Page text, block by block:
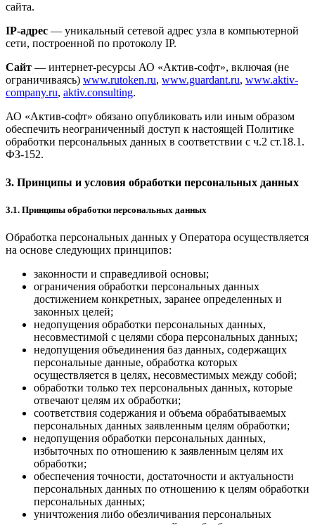
сайта.
IP-адрес — уникальный сетевой адрес узла в компьютерной
сети, построенной по протоколу IP.
Сайт — интернет-ресурсы АО «Актив-софт», включая (не
ограничиваясь) www.rutoken.ru, www.guardant.ru, www.aktiv-
company.ru, aktiv.consulting.
АО «Актив-софт» обязано опубликовать или иным образом
обеспечить неограниченный доступ к настоящей Политике
обработки персональных данных в соответствии с ч.2 ст.18.1.
ФЗ-152.
3. Принципы и условия обработки персональных данных
3.1. Принципы обработки персональных данных
Обработка персональных данных у Оператора осуществляется
на основе следующих принципов:
законности и справедливой основы;
ограничения обработки персональных данных
достижением конкретных, заранее определенных и
законных целей;
недопущения обработки персональных данных,
несовместимой с целями сбора персональных данных;
недопущения объединения баз данных, содержащих
персональные данные, обработка которых
осуществляется в целях, несовместимых между собой;
обработки только тех персональных данных, которые
отвечают целям их обработки;
соответствия содержания и объема обрабатываемых
персональных данных заявленным целям обработки;
недопущения обработки персональных данных,
избыточных по отношению к заявленным целям их
обработки;
обеспечения точности, достаточности и актуальности
персональных данных по отношению к целям обработки
персональных данных;
уничтожения либо обезличивания персональных